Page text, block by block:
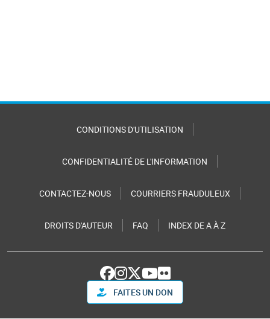
CONDITIONS D'UTILISATION
CONFIDENTIALITÉ DE L'INFORMATION
CONTACTEZ-NOUS COURRIERS FRAUDULEUX
DROITS D'AUTEUR FAQ INDEX DE A À Z
FAITES UN DON